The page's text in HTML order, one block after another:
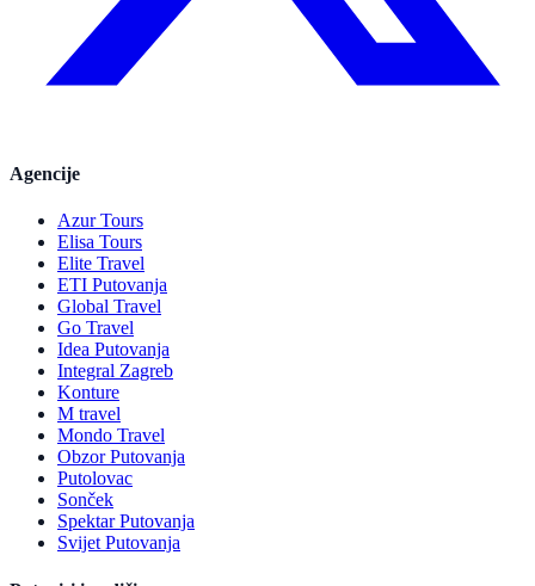
Agencije
Azur Tours
Elisa Tours
Elite Travel
ETI Putovanja
Global Travel
Go Travel
Idea Putovanja
Integral Zagreb
Konture
M travel
Mondo Travel
Obzor Putovanja
Putolovac
Sonček
Spektar Putovanja
Svijet Putovanja